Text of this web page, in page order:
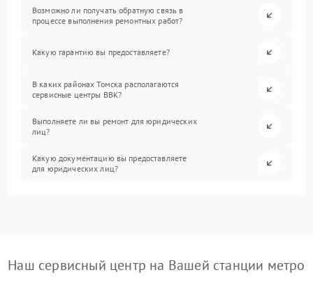
Возможно ли получать обратную связь в
процессе выполнения ремонтных работ?
Какую гарантию вы предоставляете?
В каких районах Томска располагаются
сервисные центры BBK?
Выполняете ли вы ремонт для юридических
лиц?
Какую документацию вы предоставляете
для юридических лиц?
Наш сервисный центр на Вашей станции метро